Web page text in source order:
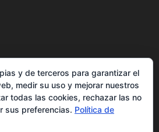
sobre las cookies
y de terceros para garantizar el
medir su uso y mejorar nuestros
todas las cookies, rechazar las no
sus preferencias. Política de